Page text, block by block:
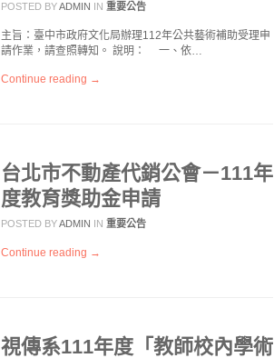
POSTED BYADMIN IN 重要公告
主旨：臺中市政府文化局辦理112年公共藝術補助受理申
請作業，請查照轉知。 說明： 一、依…
Continue reading →
台北市不動產代銷公會－111年
度教育獎助金申請
POSTED BYADMIN IN 重要公告
Continue reading →
視傳系111年度「教師校內學術